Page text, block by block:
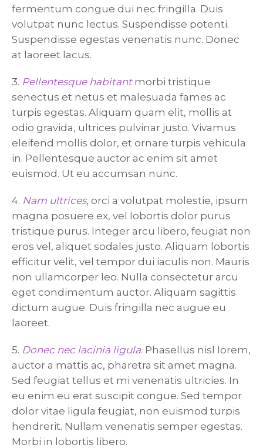
fermentum congue dui nec fringilla. Duis
volutpat nunc lectus. Suspendisse potenti.
Suspendisse egestas venenatis nunc. Donec
at laoreet lacus.
3. Pellentesque habitantmorbi tristique
senectus et netus et malesuada fames ac
turpis egestas. Aliquam quam elit, mollis at
odio gravida, ultrices pulvinar justo. Vivamus
eleifend mollis dolor, et ornare turpis vehicula
in. Pellentesque auctor ac enim sit amet
euismod. Ut eu accumsan nunc.
4. Nam ultrices, orci a volutpat molestie, ipsum
magna posuere ex, vel lobortis dolor purus
tristique purus. Integer arcu libero, feugiat non
eros vel, aliquet sodales justo. Aliquam lobortis
efficitur velit, vel tempor dui iaculis non. Mauris
non ullamcorper leo. Nulla consectetur arcu
eget condimentum auctor. Aliquam sagittis
dictum augue. Duis fringilla nec augue eu
laoreet.
5. Donec nec lacinia ligula. Phasellus nisl lorem,
auctor a mattis ac, pharetra sit amet magna.
Sed feugiat tellus et mi venenatis ultricies. In
eu enim eu erat suscipit congue. Sed tempor
dolor vitae ligula feugiat, non euismod turpis
hendrerit. Nullam venenatis semper egestas.
Morbi in lobortis libero.